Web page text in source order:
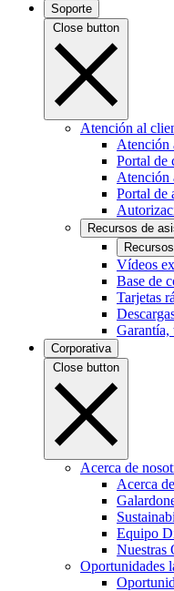
Soporte
Close button
Atención al
Atención
Portal de
Atención
Portal de
Recursos de
Vídeos
Base de
Tarjetas
Garantía,
Corporativa
Close button
Acerca de
Acerca
Equipo
Nuestras
Oportunidades